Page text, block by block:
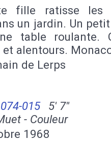
fille ratisse les
un jardin. Un
table roulante.
et alentours.
de Lerps
015
5' 7''
- Couleur
1968